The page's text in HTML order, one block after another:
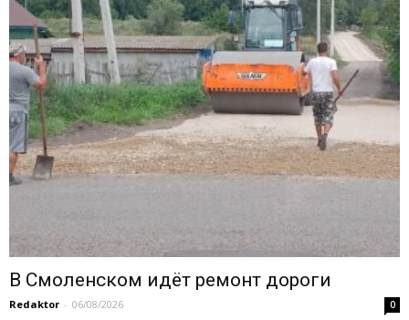
В Смоленском идёт ремонт дороги
Redaktor - 06/08/2026 0